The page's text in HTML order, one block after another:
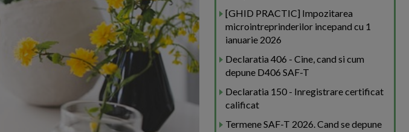
[GHID PRACTIC] Impozitarea
microintreprinderilor incepand cu 1
ianuarie 2026
Declaratia 406 - Cine, cand si cum
depune D406 SAF-T
Declaratia 150 - Inregistrare certificat
calificat
Termene SAF-T 2026. Cand se depune